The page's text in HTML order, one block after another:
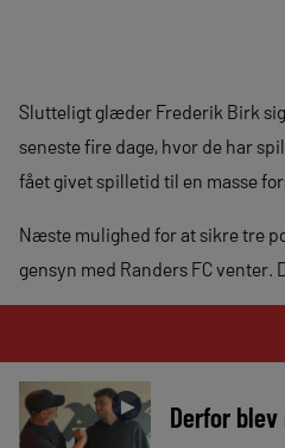
Slutteligt glæder Frederik Birk
seneste fire dage, hvor de har
fået givet spilletid til en masse
Næste mulighed for at sikre tre
gensyn med Randers FC venter.
► Derfor